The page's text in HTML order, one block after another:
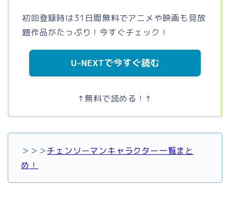
初回登録時は31日間無料でアニメや映画も見放
題作品がたっぷり！今すぐチェック！
U-NEXTで今すぐ読む
↑無料で読める！↑
＞＞＞チェンソーマンキャラクター一覧まと
め！